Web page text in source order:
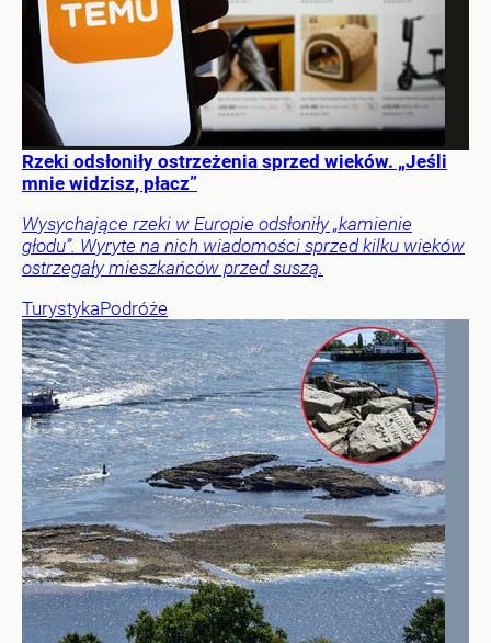
Rzeki odsłoniły ostrzeżenia sprzed wieków. „Jeśli
mnie widzisz, płacz”
Wysychające rzeki w Europie odsłoniły „kamienie
głodu”. Wyryte na nich wiadomości sprzed kilku wieków
ostrzegały mieszkańców przed suszą.
TurystykaPodróże